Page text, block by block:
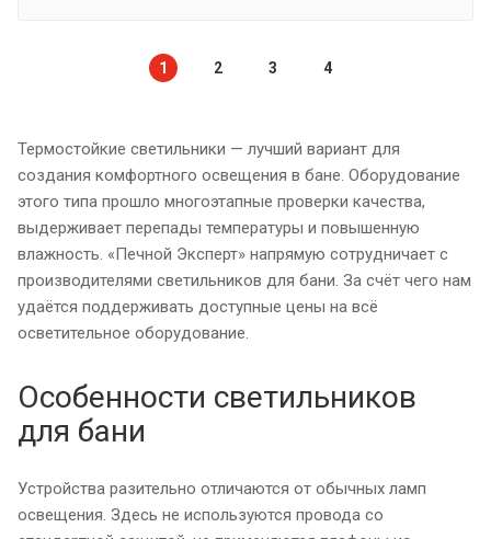
1 2 3 4
Термостойкие светильники — лучший вариант для
создания комфортного освещения в бане. Оборудование
этого типа прошло многоэтапные проверки качества,
выдерживает перепады температуры и повышенную
влажность. «Печной Эксперт» напрямую сотрудничает с
производителями светильников для бани. За счёт чего нам
удаётся поддерживать доступные цены на всё
осветительное оборудование.
Особенности светильников
для бани
Устройства разительно отличаются от обычных ламп
освещения. Здесь не используются провода со